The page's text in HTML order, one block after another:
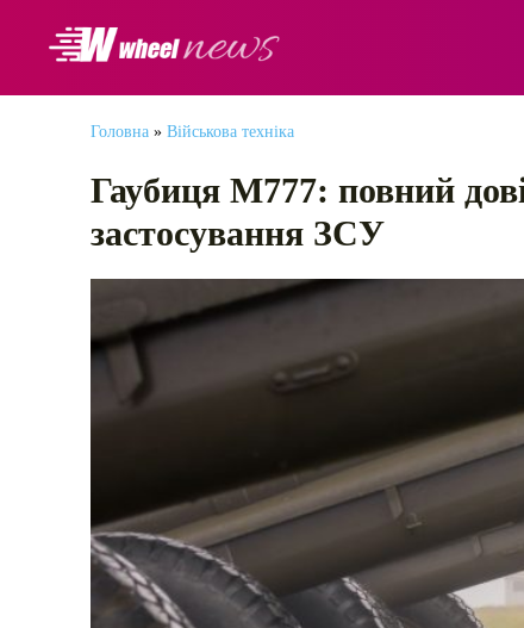
Головна » Військова техніка
Гаубиця М777: повний
застосування ЗСУ